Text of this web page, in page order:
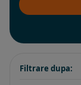
Filtrare dupa: